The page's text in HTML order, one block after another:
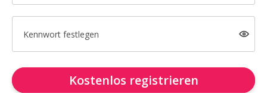
Kennwort festlegen
Kostenlos registrieren